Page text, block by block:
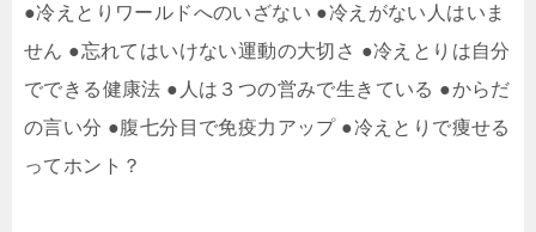
●冷えとりワールドへのいざない ●冷えがない人はいま
せん ●忘れてはいけない運動の大切さ ●冷えとりは自分
でできる健康法 ●人は３つの営みで生きている ●からだ
の言い分 ●腹七分目で免疫力アップ ●冷えとりで痩せる
ってホント？